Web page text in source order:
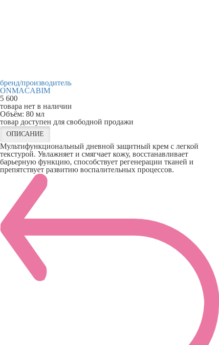
бренд/производитель
ONMACABIM
5 600
товара нет в наличии
Объём: 80 мл
товар доступен для свободной продажи
ОПИСАНИЕ
Мультифункциональный дневной защитный крем с легкой
текстурой. Увлажняет и смягчает кожу, восстанавливает
барьерную функцию, способствует регенерации тканей и
препятствует развитию воспалительных процессов.